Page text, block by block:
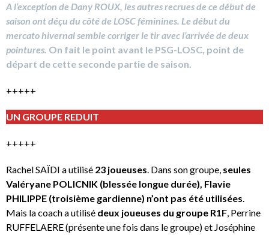
A l’exception de Dany ROUX, les autres recrues de ce début de
saison ont déçu du côté de LOSC féminines. Le début du
mercato hivernal semble corriger le tir avec l’arrivée de deux
pointures. On fait le point avant le PSG-LOSC, point de
départ de cette seconde partie de saison.
+++++
UN GROUPE REDUIT
+++++
Rachel SAÏDI a utilisé 23 joueuses. Dans son groupe, seules
Valéryane POLICNIK (blessée longue durée), Flavie
PHILIPPE (troisième gardienne) n’ont pas été utilisées.
Mais la coach a utilisé deux joueuses du groupe R1F, Perrine
RUFFELAERE (présente une fois dans le groupe) et Joséphine